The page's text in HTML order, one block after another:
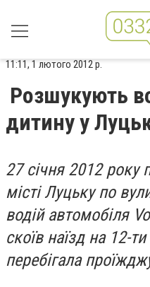
11:11, 1 лютого 2012 р.
Розшукують
дитину у
27 січня 2012 року
місті Луцьку по
водій автомобіля
скоїв наїзд на 12-
перебігала